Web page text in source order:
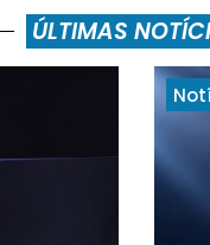
ÚLTIMAS